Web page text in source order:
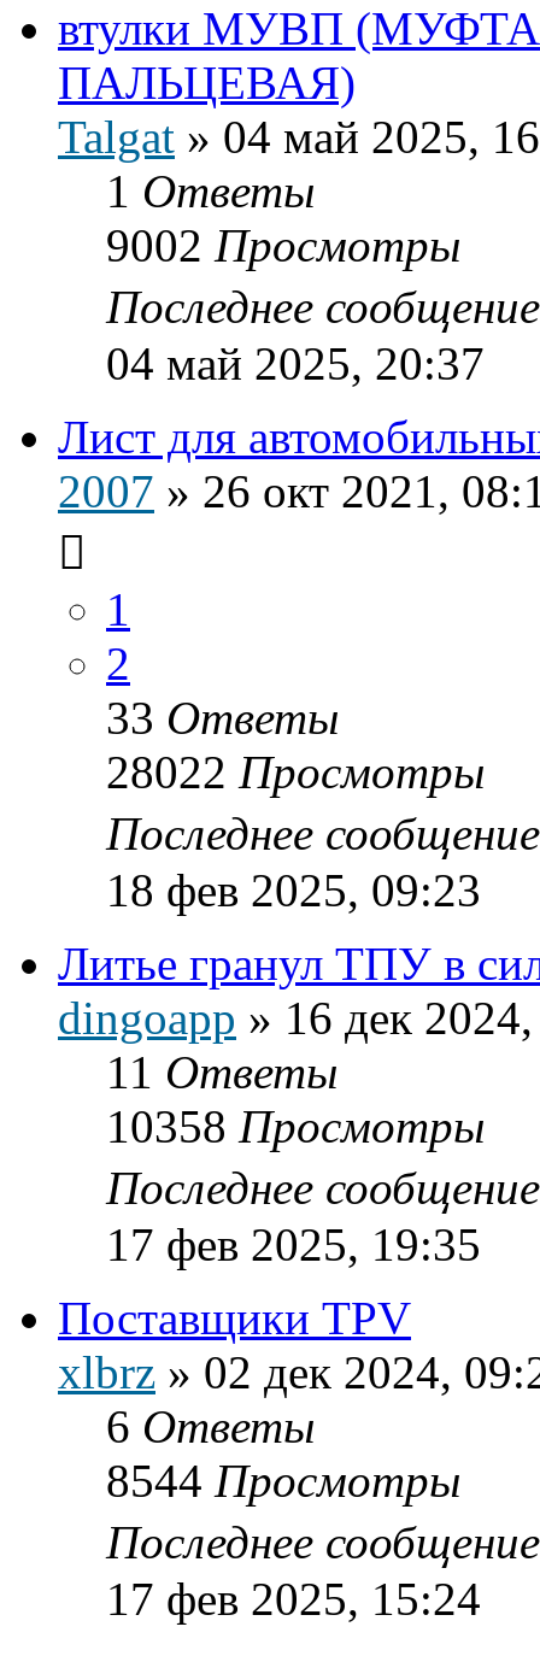
втулки МУВП
ПАЛЬЦЕВАЯ)
Talgat » 04 май 2025,
1 Ответы
9002 Просмотры
Последнее
04 май 2025, 20:37
Лист для
2007 » 26 окт 2021,
1
2
33 Ответы
28022 Просмотры
Последнее
18 фев 2025, 09:23
Литье гранул ТПУ в
dingoapp » 16 дек
11 Ответы
10358 Просмотры
Последнее
17 фев 2025, 19:35
Поставщики TPV
xlbrz » 02 дек 2024,
6 Ответы
8544 Просмотры
Последнее
17 фев 2025, 15:24